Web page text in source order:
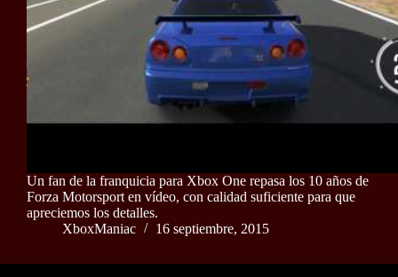
Un fan de la franquicia para Xbox One repasa los 10 años de
Forza Motorsport en vídeo, con calidad suficiente para que
apreciemos los detalles.
XboxManiac
16 septiembre, 2015